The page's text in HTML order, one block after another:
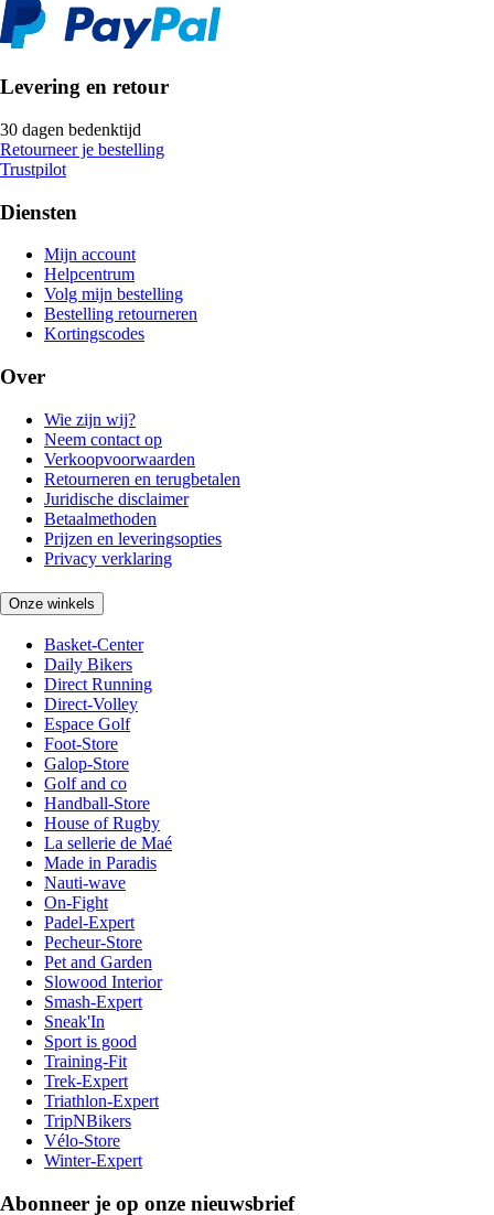
Levering en retour
30 dagen bedenktijd
Retourneer je bestelling
Trustpilot
Diensten
Mijn account
Helpcentrum
Volg mijn bestelling
Bestelling retourneren
Kortingscodes
Over
Wie zijn wij?
Neem contact op
Verkoopvoorwaarden
Retourneren en terugbetalen
Juridische disclaimer
Betaalmethoden
Prijzen en leveringsopties
Privacy verklaring
Onze winkels
Basket-Center
Daily Bikers
Direct Running
Direct-Volley
Espace Golf
Foot-Store
Galop-Store
Golf and co
Handball-Store
House of Rugby
La sellerie de Maé
Made in Paradis
Nauti-wave
On-Fight
Padel-Expert
Pecheur-Store
Pet and Garden
Slowood Interior
Smash-Expert
Sneak'In
Sport is good
Training-Fit
Trek-Expert
Triathlon-Expert
TripNBikers
Vélo-Store
Winter-Expert
Abonneer je op onze nieuwsbrief